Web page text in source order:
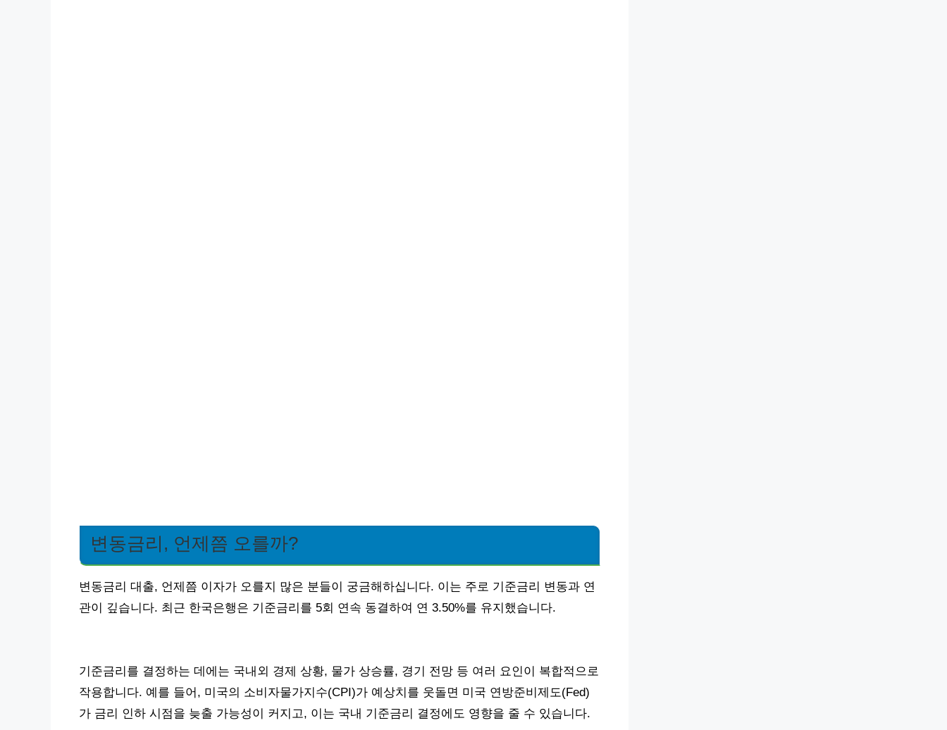
변동금리, 언제쯤 오를까?
변동금리 대출, 언제쯤 이자가 오를지 많은 분들이 궁금해하십니다. 이는 주로 기준금리 변동과 연
관이 깊습니다. 최근 한국은행은 기준금리를 5회 연속 동결하여 연 3.50%를 유지했습니다.
기준금리를 결정하는 데에는 국내외 경제 상황, 물가 상승률, 경기 전망 등 여러 요인이 복합적으로
작용합니다. 예를 들어, 미국의 소비자물가지수(CPI)가 예상치를 웃돌면 미국 연방준비제도(Fed)
가 금리 인하 시점을 늦출 가능성이 커지고, 이는 국내 기준금리 결정에도 영향을 줄 수 있습니다.